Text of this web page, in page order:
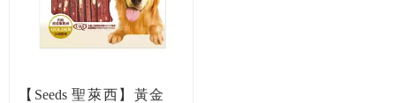
【Seeds 聖萊西】黃金